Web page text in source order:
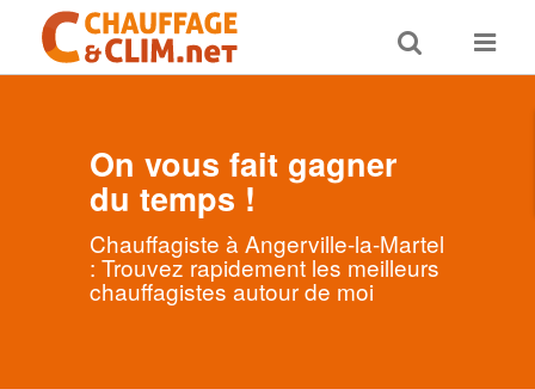
Toggle
search
Toggle
On vous fait gagner
du temps !
Chauffagiste à Angerville-la-Martel
: Trouvez rapidement les meilleurs
chauffagistes autour de moi